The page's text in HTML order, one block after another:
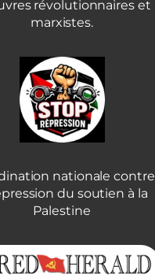
révolutionnaires et
marxistes.
nationale contre
du soutien à la
Palestine